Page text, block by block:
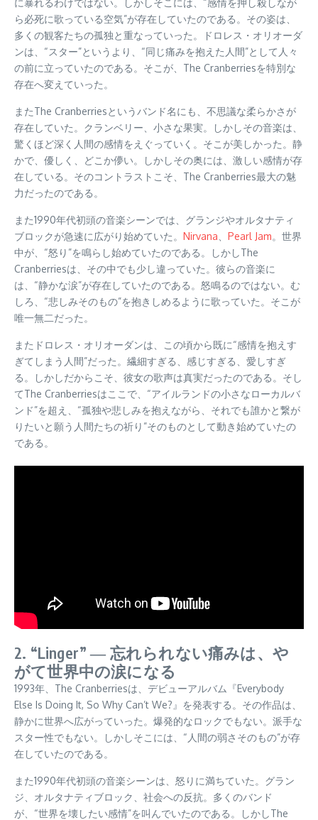
ら必死に歌っている空気”が存在していたのである。その姿は、
多くの観客たちの孤独と重なっていった。ドロレス・オリオーダ
ンは、“スター”というより、“同じ痛みを抱えた人間”として人々
の前に立っていたのである。そこが、The Cranberriesを特別な
存在へ変えていった。
またThe Cranberriesというバンド名にも、不思議な柔らかさが
存在していた。クランベリー、小さな果実。しかしその音楽は、
驚くほど深く人間の感情をえぐっていく。そこが美しかった。静
かで、優しく、どこか儚い。しかしその奥には、激しい感情が存
在している。そのコントラストこそ、The Cranberries最大の魅
力だったのである。
また1990年代初頭の音楽シーンでは、グランジやオルタナティ
ブロックが急速に広がり始めていた。 Nirvana Pearl Jam。世界
中が、“怒り”を鳴らし始めていたのである。しかしThe
Cranberriesは、その中でも少し違っていた。彼らの音楽に
は、“静かな涙”が存在していたのである。怒鳴るのではない。む
しろ、“悲しみそのもの”を抱きしめるように歌っていた。そこが
唯一無二だった。
またドロレス・オリオーダンは、この頃から既に“感情を抱えす
ぎてしまう人間”だった。繊細すぎる、感じすぎる、愛しすぎ
る。しかしだからこそ、彼女の歌声は真実だったのである。そし
てThe Cranberriesはここで、“アイルランドの小さなローカルバ
ンド”を超え、“孤独や悲しみを抱えながら、それでも誰かと繋が
りたいと願う人間たちの祈り”そのものとして動き始めていたの
である。
2. “Linger” ― 忘れられない痛みは、や
がて世界中の涙になる
1993年、The Cranberriesは、デビューアルバム『Everybody
Else Is Doing It, So Why Can’t We?』を発表する。その作品は、
静かに世界へ広がっていった。爆発的なロックでもない。派手な
スター性でもない。しかしそこには、“人間の弱さそのもの”が存
在していたのである。
また1990年代初頭の音楽シーンは、怒りに満ちていた。グラン
ジ、オルタナティブロック、社会への反抗。多くのバンド
が、“世界を壊したい感情”を叫んでいたのである。しかしThe